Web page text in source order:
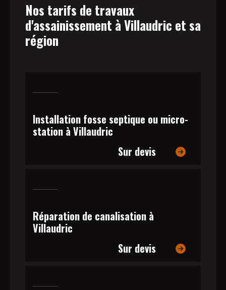
Nos tarifs de travaux
d'assainissement à Villaudric et sa
région
Installation fosse septique ou micro-
station à Villaudric
Sur devis
Réparation de canalisation à
Villaudric
Sur devis